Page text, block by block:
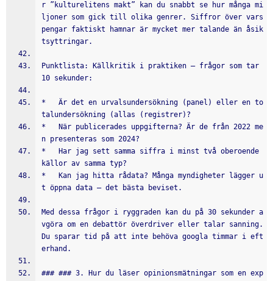
r ”kulturelitens makt” kan du snabbt se hur många mi
ljoner som gick till olika genrer. Siffror över vars
pengar faktiskt hamnar är mycket mer talande än åsik
tsyttringar.
Punktlista: Källkritik i praktiken – frågor som tar
10 sekunder:
*   Är det en urvalsundersökning (panel) eller en to
talundersökning (allas (registrer)?
*   När publicerades uppgifterna? Är de från 2022 me
n presenteras som 2024?
*   Har jag sett samma siffra i minst två oberoende
källor av samma typ?
*   Kan jag hitta rådata? Många myndigheter lägger u
t öppna data – det bästa beviset.
Med dessa frågor i ryggraden kan du på 30 sekunder a
vgöra om en debattör överdriver eller talar sanning.
Du sparar tid på att inte behöva googla timmar i eft
erhand.
### ### 3. Hur du läser opinionsmätningar som en exp